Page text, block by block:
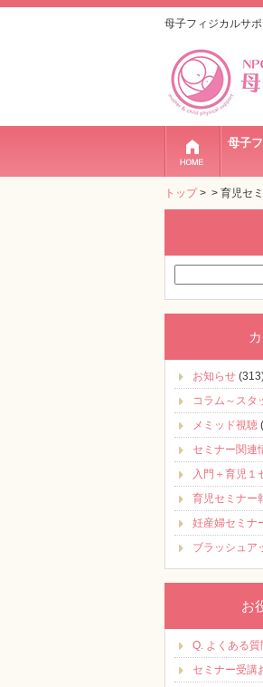
母子フィジカルサ
母子
トップ> > 育児セ
索:
お知らせ
コラム～スタ
メミッド視聴
セミナー関連
入門＋育児１
育児セミナー
妊産婦セミナ
ブラッシュア
お
Q. よくある質
セミナー受講